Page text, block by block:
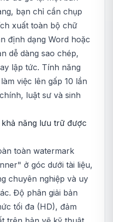
bạn chỉ cần chụp
xuất toàn bộ chữ
định dạng Word hoặc
dễ dàng sao chép,
lập tức. Tính năng
việc lên gấp 10 lần
luật sư và sinh
năng lưu trữ được
toàn watermark
ở góc dưới tài liệu,
chuyên nghiệp và uy
Độ phân giải bản
tối đa (HD), đảm